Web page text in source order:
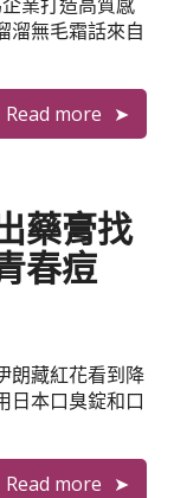
溜無毛霜話來自
Read more
藥膏找
春痘
朗藏紅花看到降
日本口臭錠和口
Read more